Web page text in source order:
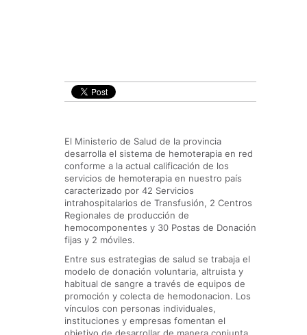
El Ministerio de Salud de la provincia
desarrolla el sistema de hemoterapia en red
conforme a la actual calificación de los
servicios de hemoterapia en nuestro país
caracterizado por 42 Servicios
intrahospitalarios de Transfusión, 2 Centros
Regionales de producción de
hemocomponentes y 30 Postas de Donación
fijas y 2 móviles.
Entre sus estrategias de salud se trabaja el
modelo de donación voluntaria, altruista y
habitual de sangre a través de equipos de
promoción y colecta de hemodonacion. Los
vínculos con personas individuales,
instituciones y empresas fomentan el